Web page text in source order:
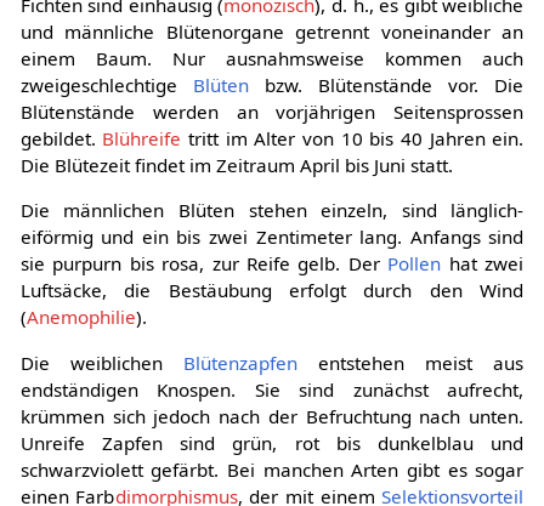
Fichten sind einhäusig (monözisch), d. h., es gibt weibliche
und männliche Blütenorgane getrennt voneinander an
einem Baum. Nur ausnahmsweise kommen auch
zweigeschlechtige Blütenbzw. Blütenstände vor. Die
Blütenstände werden an vorjährigen Seitensprossen
gebildet. Blühreife tritt im Alter von 10 bis 40 Jahren ein.
Die Blütezeit findet im Zeitraum April bis Juni statt.
Die männlichen Blüten stehen einzeln, sind länglich-
eiförmig und ein bis zwei Zentimeter lang. Anfangs sind
sie purpurn bis rosa, zur Reife gelb. Der Pollen hat zwei
Luftsäcke, die Bestäubung erfolgt durch den Wind
(Anemophilie).
Die weiblichen Blütenzapfenentstehen meist aus
endständigen Knospen. Sie sind zunächst aufrecht,
krümmen sich jedoch nach der Befruchtung nach unten.
Unreife Zapfen sind grün, rot bis dunkelblau und
schwarzviolett gefärbt. Bei manchen Arten gibt es sogar
einen Farbdimorphismus, der mit einemSelektionsvorteil